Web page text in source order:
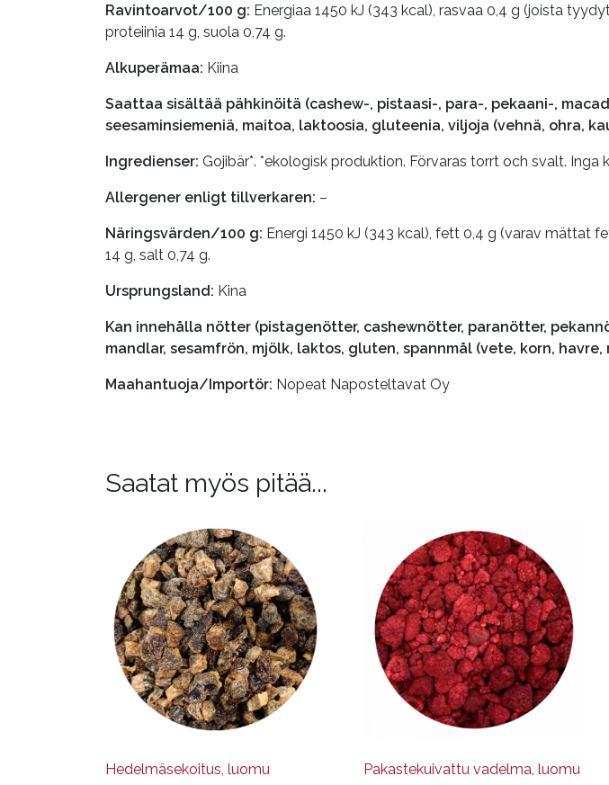
Ravintoarvot/100 g: Energiaa 1450 kJ (343 kcal), rasvaa 0,4 g (joista
proteiinia 14 g, suola 0,74 g.
Alkuperämaa: Kiina
Saattaa sisältää pähkinöitä (cashew-, pistaasi-, para-, pekaani-,
seesaminsiemeniä, maitoa, laktoosia, gluteenia, viljoja (vehnä, ohra,
Ingredienser: Gojibär*. *ekologisk produktion. Förvaras torrt och svalt.
Allergener enligt tillverkaren: –
Näringsvärden/100 g: Energi 1450 kJ (343 kcal), fett 0,4 g (varav mättat
14 g, salt 0,74 g.
Ursprungsland: Kina
Kan innehålla nötter (pistagenötter, cashewnötter, paranötter,
mandlar, sesamfrön, mjölk, laktos, gluten, spannmål (vete, korn,
Maahantuoja/Importör: Nopeat Naposteltavat Oy
Saatat myös pitää...
Hedelmäsekoitus, luomu
tuotteella
useampi
muunnelma.
Voit
tehdä
valinnat
tuotteen
Pakastekuivattu vadelma, luomu
tuotteella
useampi
muunnelma.
Voit
tehdä
valinnat
tuotteen